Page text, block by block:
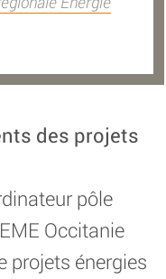
des projets
pôle
Occitanie
projets énergies